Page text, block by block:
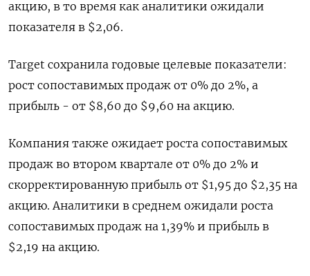
акцию, в то время как аналитики ожидали
показателя в $2,06.
Target сохранила годовые целевые показатели:
рост сопоставимых продаж от 0% до 2%, а
прибыль - от $8,60 до $9,60 на акцию.
Компания также ожидает роста сопоставимых
продаж во втором квартале от 0% до 2% и
скорректированную прибыль от $1,95 до $2,35 на
акцию. Аналитики в среднем ожидали роста
сопоставимых продаж на 1,39% и прибыль в
$2,19 на акцию.